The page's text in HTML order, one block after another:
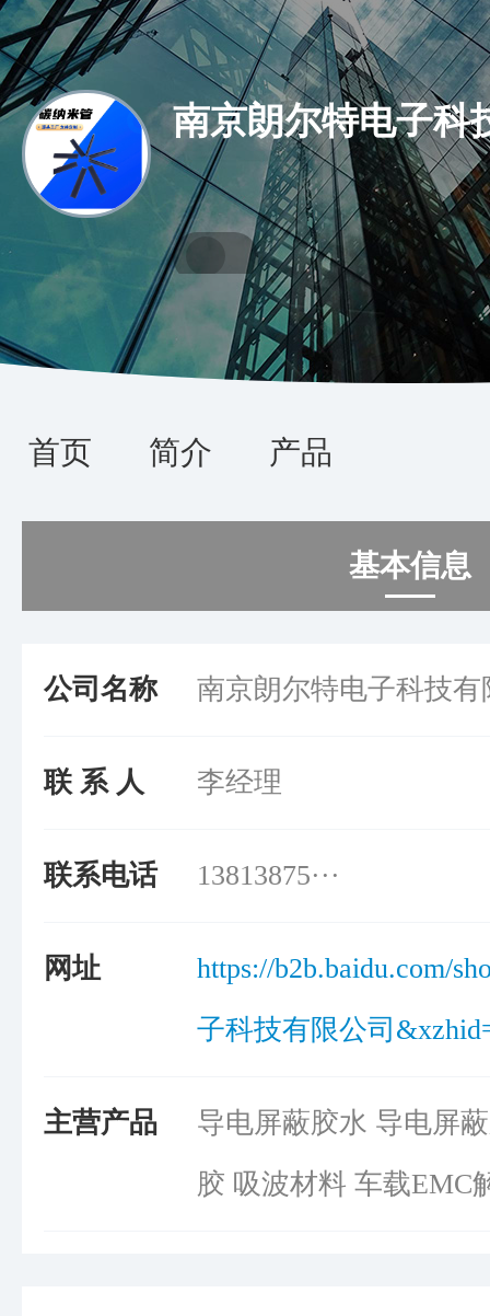
南京朗尔特电子科
首页 简介 产品
基本信息
公司名称 南京朗尔特电子科技有
联 系 人 李经理
联系电话 13813875···
网址
https://b2b.baidu.com/
子科技有限公司
主营产品
导电屏蔽胶水 导电屏
胶 吸波材料 车载EMC